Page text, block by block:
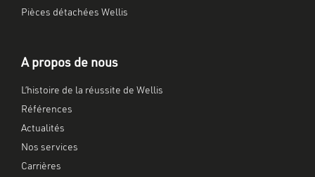
Pièces détachées Wellis
A propos de nous
L’histoire de la réussite de Wellis
Références
Actualités
Nos services
Carrières